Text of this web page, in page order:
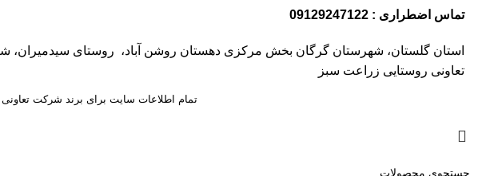
تماس اضطراری : 09129247122
استان گلستان، شهرستان گرگان بخش مرکزی دهستان روشن آباد، روستای سیدمیران،
تعاونی روستایی زراعت سبز
تمام اطلاعات سایت برای برند شرکت